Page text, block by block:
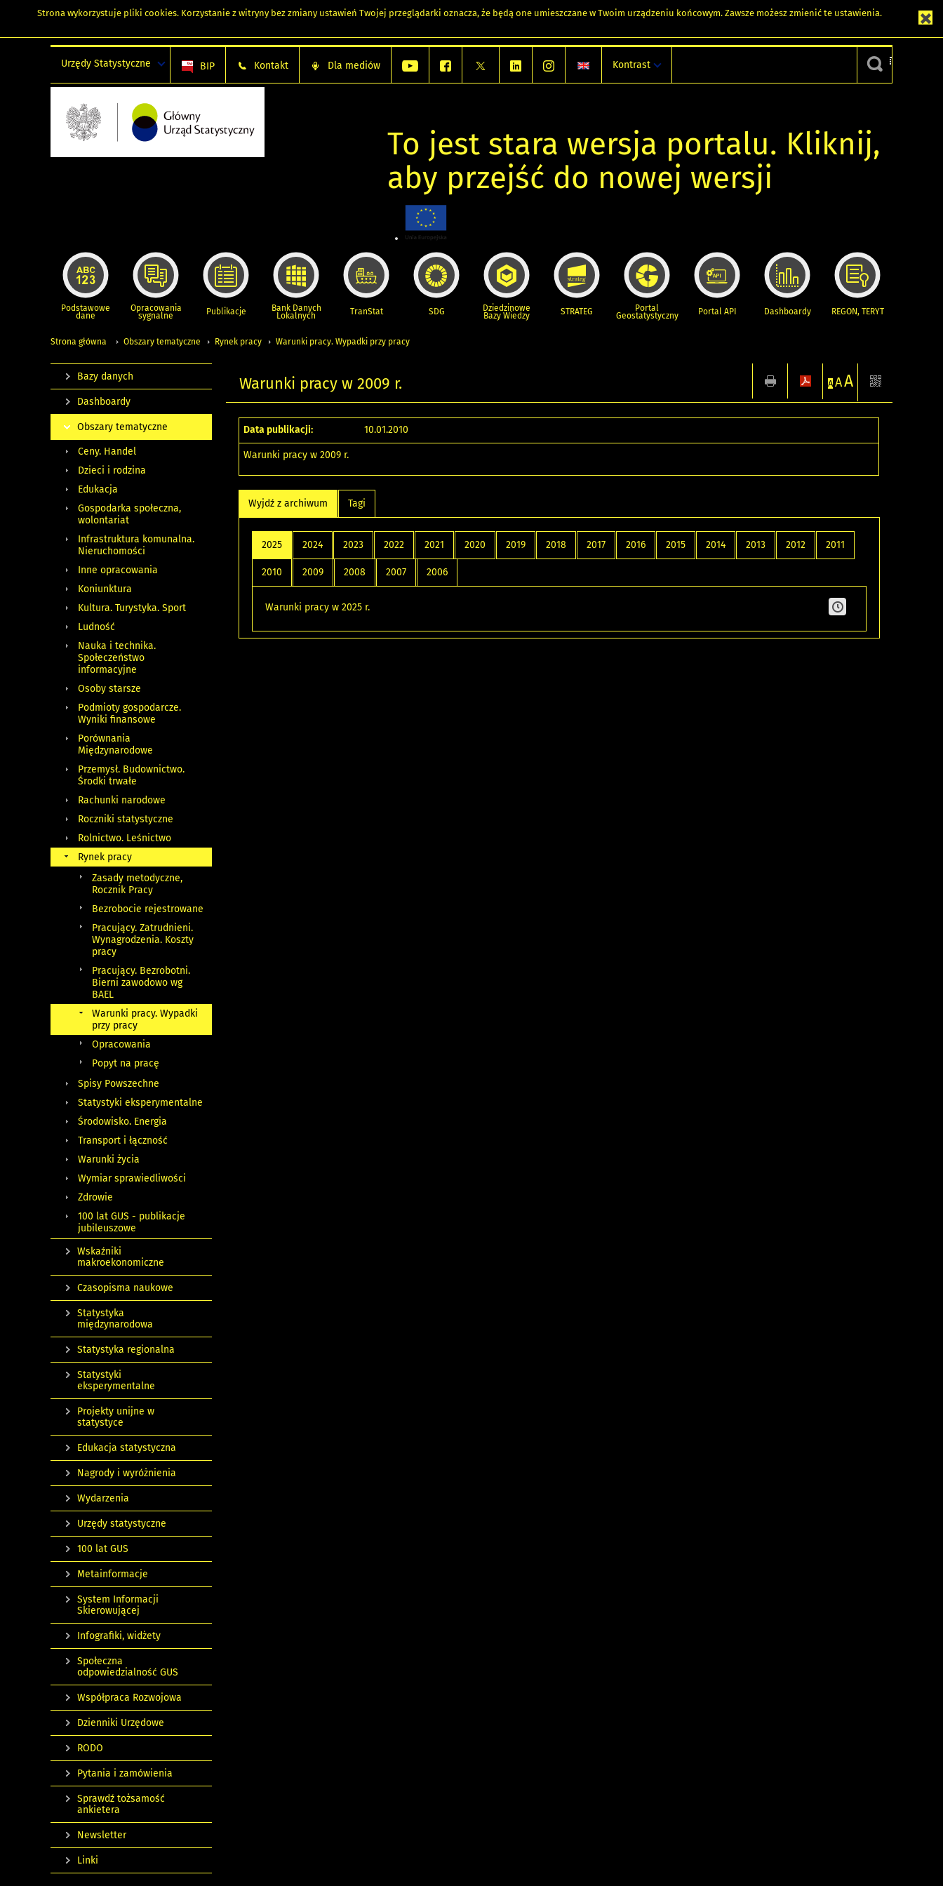
Strona wykorzystuje pliki cookies. Korzystanie z witryny bez zmiany ustawień Twojej przeglądarki oznacza, że będą one umieszczane w Twoim urządzeniu końcowym. Zawsze możesz zmienić te ustawienia.
Urzędy Statystyczne BIP Kontakt Dla mediów Kontrast
To jest stara wersja portalu. Kliknij,
aby przejść do nowej wersji
Podstawowe
dane
Opracowania
sygnalne Publikacje Bank Danych
Lokalnych TranStat SDG Dziedzinowe
Bazy Wiedzy STRATEG Portal
Geostatystyczny Portal API Dashboardy REGON, TERYT
Strona główna Obszary tematyczne Rynek pracy Warunki pracy. Wypadki przy pracy
Warunki pracy w 2009 r. A AA
Data publikacji: 10.01.2010
Warunki pracy w 2009 r.
Wyjdź z archiwum Tagi
2025 2024 2023 2022 2021 2020 2019 2018 2017 2016 2015 2014 2013 2012 2011
2010 2009 2008 2007 2006
Warunki pracy w 2025 r.
Bazy danych
Dashboardy
Obszary tematyczne
Ceny. Handel
Dzieci i rodzina
Edukacja
Gospodarka społeczna,
wolontariat
Infrastruktura komunalna.
Nieruchomości
Inne opracowania
Koniunktura
Kultura. Turystyka. Sport
Ludność
Nauka i technika.
Społeczeństwo
informacyjne
Osoby starsze
Podmioty gospodarcze.
Wyniki finansowe
Porównania
Międzynarodowe
Przemysł. Budownictwo.
Środki trwałe
Rachunki narodowe
Roczniki statystyczne
Rolnictwo. Leśnictwo
Rynek pracy
Zasady metodyczne,
Rocznik Pracy
Bezrobocie rejestrowane
Pracujący. Zatrudnieni.
Wynagrodzenia. Koszty
pracy
Pracujący. Bezrobotni.
Bierni zawodowo wg
BAEL
Warunki pracy. Wypadki
przy pracy
Opracowania
Popyt na pracę
Spisy Powszechne
Statystyki eksperymentalne
Środowisko. Energia
Transport i łączność
Warunki życia
Wymiar sprawiedliwości
Zdrowie
100 lat GUS - publikacje
jubileuszowe
Wskaźniki
makroekonomiczne
Czasopisma naukowe
Statystyka
międzynarodowa
Statystyka regionalna
Statystyki
eksperymentalne
Projekty unijne w
statystyce
Edukacja statystyczna
Nagrody i wyróżnienia
Wydarzenia
Urzędy statystyczne
100 lat GUS
Metainformacje
System Informacji
Skierowującej
Infografiki, widżety
Społeczna
odpowiedzialność GUS
Współpraca Rozwojowa
Dzienniki Urzędowe
RODO
Pytania i zamówienia
Sprawdź tożsamość
ankietera
Newsletter
Linki